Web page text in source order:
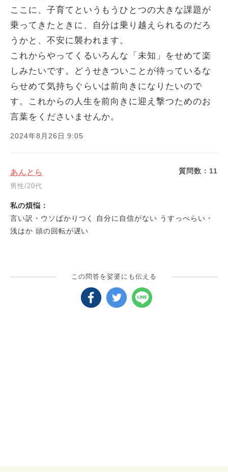
ここに、子育てというもうひとつの大きな課題が
乗ってきたときに、自分は乗り越えられるのだろ
うかと、不安に襲われます。
これからやってくるいろんな「未知」をせめて楽
しみたいです。どうせきついことが待っているな
らせめて気持ちぐらいは前向きになりたいので
す。これからの人生を前向きに迎え撃つためのお
言葉をくださいませんか。
2024年8月26日 9:05
あんとら
男性/20代
質問数： 11
私の煩悩：
言い訳・ウソばかりつく 自分に自信がない うすっぺらい・
浅はか 頭の回転が遅い
この問答を娑婆にも伝える